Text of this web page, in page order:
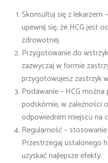
Skonsultuj się z lekarzem
upewnij się, że HCG jest
zdrowotnej.
Przygotowanie do
zazwyczaj w formie
przygotowujesz zastrzyk
Podawanie – HCG
podskórnie, w zależności
odpowiednim miejscu na
Regularność –
Przestrzegaj ustalonego
uzyskać najlepsze efekty.